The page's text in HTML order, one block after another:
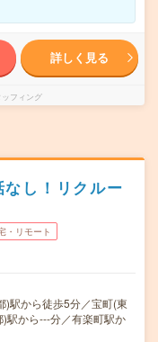
詳しく見る
フィング
し！リクルー
・リモート
)駅から徒歩5分／宝町(東
駅から---分／有楽町駅か